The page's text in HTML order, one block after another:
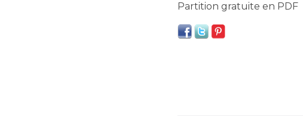
Partition gratuite en PDF